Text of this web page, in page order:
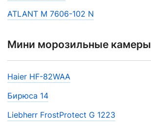
ATLANT М 7606-102 N
Мини морозильные камеры
Haier HF-82WAA
Бирюса 14
Liebherr FrostProtect G 1223